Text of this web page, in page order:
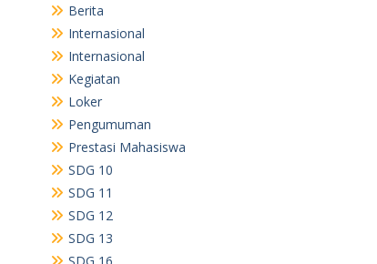
Berita
Internasional
Internasional
Kegiatan
Loker
Pengumuman
Prestasi Mahasiswa
SDG 10
SDG 11
SDG 12
SDG 13